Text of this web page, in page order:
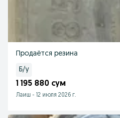
Продаётся резина
Б/у
1 195 880 сум
Лаиш - 12 июля 2026 г.